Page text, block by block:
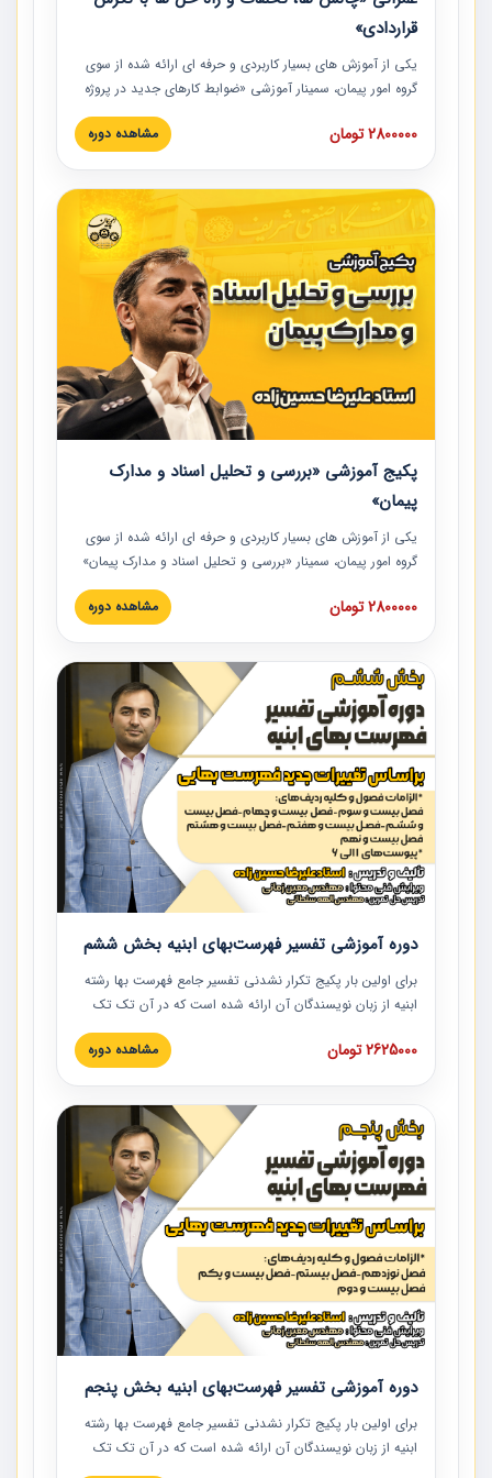
قراردادی»
یکی از آموزش‏‏‏‏‏‏ های بسیار کاربردی و حرفه‏ ای ارائه شده از سوی
گروه امور پیمان، سمینار آموزشی «ضوابط کارهای جدید در پروژه
های عمرانی» چالش ها، تخلفات و راه حل ها با نگرش قراردادی
است که در محل سندیکای شرکت های ساختمانی کشور ارائه شد.
مدارک پیمان به همراه تجربیات عملی ارائه شده است.
2800000 تومان مشاهده دوره
پکیج آموزشی «بررسی و تحلیل اسناد و مدارک
پیمان»
یکی از آموزش‏‏‏‏‏‏ های بسیار کاربردی و حرفه‏ ای ارائه شده از سوی
گروه امور پیمان، سمینار «بررسی و تحلیل اسناد و مدارک پیمان»
است که در دانشگاه صنعتی شریف ارائه شد. در این آموزش
نکات کلیدی مربوط به اسناد و مدارک پیمان، اولویت بندی اسناد
پیمان به همراه تجربیات عملی در این خصوص ارائه شده است.
2800000 تومان مشاهده دوره
دوره آموزشی تفسیر فهرست‌بهای ابنیه بخش ششم
برای اولین بار پکیج تکرار نشدنی تفسیر جامع فهرست بها رشته
ابنیه از زبان نویسندگان آن ارائه شده است که در آن تک تک
ردیف ها و مطالب فهرست بها تفسیر و ارائه شده است. این
دوره به صورت کامل تصویری بوده و به همراه تصاویر عملیات
دوره با کلام مهندس علیرضاحسین‌زاده مدیر پروژه مهندسی
مشاور در امر بازنگری فهرست بها رشته ابنیه ارائه شده و به تمام
همکارانی که در حوزه صنعت ساخت در حال فعالیت هستند حتما
توصیه می کنیم از مطالب این دوره استفاده نمایند.
2625000 تومان مشاهده دوره
دوره آموزشی تفسیر فهرست‌بهای ابنیه بخش پنجم
برای اولین بار پکیج تکرار نشدنی تفسیر جامع فهرست بها رشته
ابنیه از زبان نویسندگان آن ارائه شده است که در آن تک تک
ردیف ها و مطالب فهرست بها تفسیر و ارائه شده است. این